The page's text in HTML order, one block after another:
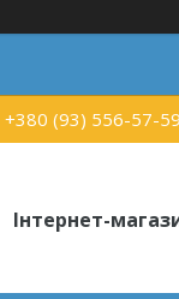
+380 (93) 556-57-59
Інтернет-